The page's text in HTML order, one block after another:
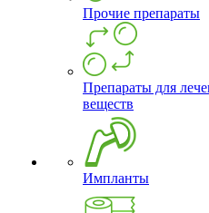
Прочие препараты
Препараты для
веществ
Импланты